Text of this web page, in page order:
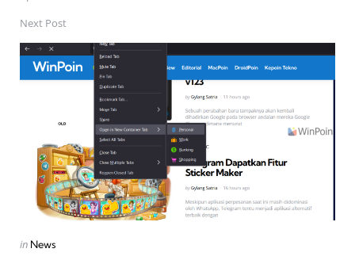
Next Post
Posted
in News